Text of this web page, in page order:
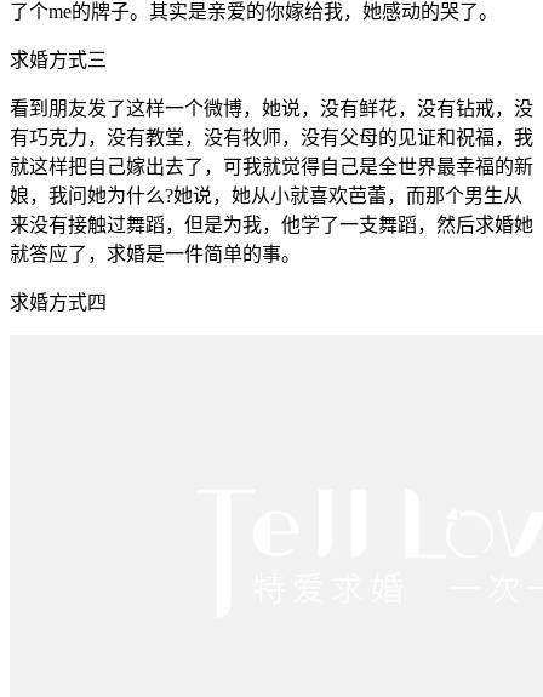
了个me的牌子。其实是亲爱的你嫁给我，她感动的哭了。
求婚方式三
看到朋友发了这样一个微博，她说，没有鲜花，没有钻戒，没
有巧克力，没有教堂，没有牧师，没有父母的见证和祝福，我
就这样把自己嫁出去了，可我就觉得自己是全世界最幸福的新
娘，我问她为什么?她说，她从小就喜欢芭蕾，而那个男生从
来没有接触过舞蹈，但是为我，他学了一支舞蹈，然后求婚她
就答应了，求婚是一件简单的事。
求婚方式四